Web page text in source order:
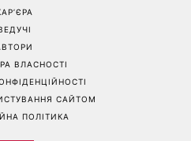
ВЛАСНОСТІ
САЙТОМ
ПОЛІТИКА